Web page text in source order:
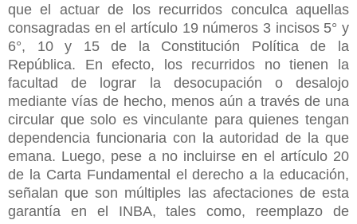
que el actuar de los recurridos conculca aquellas
consagradas en el artículo 19 números 3 incisos 5° y
6°, 10 y 15 de la Constitución Política de la
República. En efecto, los recurridos no tienen la
facultad de lograr la desocupación o desalojo
mediante vías de hecho, menos aún a través de una
circular que solo es vinculante para quienes tengan
dependencia funcionaria con la autoridad de la que
emana. Luego, pese a no incluirse en el artículo 20
de la Carta Fundamental el derecho a la educación,
señalan que son múltiples las afectaciones de esta
garantía en el INBA, tales como, reemplazo de